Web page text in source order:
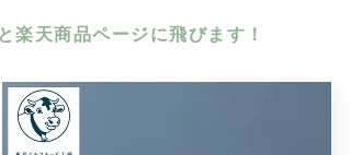
天商品ページに飛びます！